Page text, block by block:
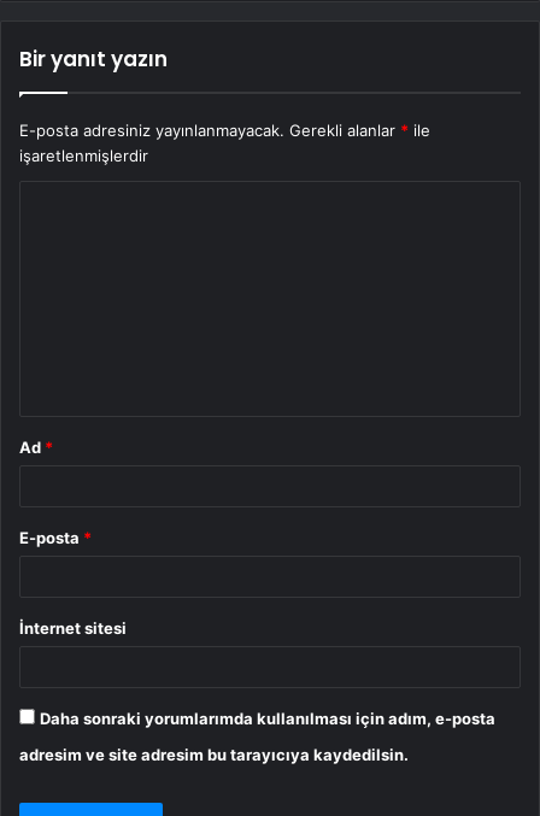
Bir yanıt yazın
E-posta adresiniz yayınlanmayacak. Gerekli alanlar * ile
işaretlenmişlerdir
Ad *
E-posta *
İnternet sitesi
Daha sonraki yorumlarımda kullanılması için adım, e-posta
adresim ve site adresim bu tarayıcıya kaydedilsin.